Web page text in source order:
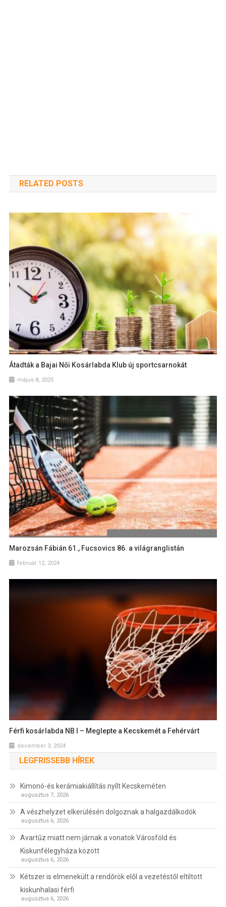
RELATED POSTS
Átadták a Bajai Női Kosárlabda Klub új sportcsarnokát
május 8, 2025
Marozsán Fábián 61., Fucsovics 86. a világranglistán
február 12, 2024
Férfi kosárlabda NB I – Meglepte a Kecskemét a Fehérvárt
december 3, 2024
LEGFRISSEBB HÍREK
Kimonó-és kerámiakiállítás nyílt Kecskeméten
augusztus 7, 2026
A vészhelyzet elkerülésén dolgoznak a halgazdálkodók
augusztus 6, 2026
Avartűz miatt nem járnak a vonatok Városföld és
Kiskunfélegyháza között
augusztus 6, 2026
Kétszer is elmenekült a rendőrök elől a vezetéstől eltiltott
kiskunhalasi férfi
augusztus 6, 2026